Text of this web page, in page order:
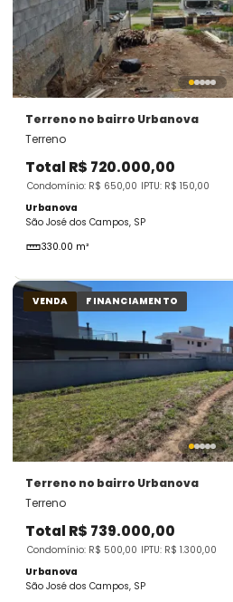
Terreno no bairro Urbanova
Terreno
Total R$ 720.000,00
Condomínio: R$ 650,00 IPTU: R$ 150,00
Urbanova
São José dos Campos, SP
330.00 m²
VENDA FINANCIAMENTO
Terreno no bairro Urbanova
Terreno
Total R$ 739.000,00
Condomínio: R$ 500,00 IPTU: R$ 1.300,00
Urbanova
São José dos Campos, SP